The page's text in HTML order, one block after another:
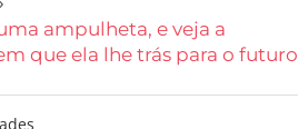
ampulheta, e veja a
que ela lhe trás para o futuro